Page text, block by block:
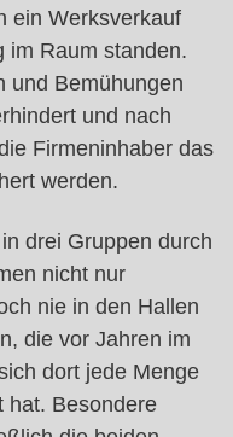
ein Werksverkauf
im Raum standen.
und Bemühungen
und nach
Firmeninhaber das
werden.
drei Gruppen durch
nicht nur
nie in den Hallen
die vor Jahren im
dort jede Menge
hat. Besondere